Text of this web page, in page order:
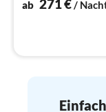
ab 271€/